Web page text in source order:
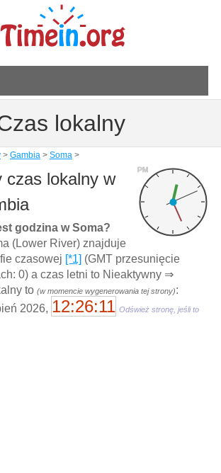
lokalny
> Gambia> Soma>
PM
lokalny w
godzina w Soma?
(Lower River) znajduje
czasowej [*1] (GMT przesunięcie
0) a czas letni to Nieaktywny ⇒
to (w momencie wygenerowania tej strony):
2026, 12:26:11 Odśwież stronę, jeśli to